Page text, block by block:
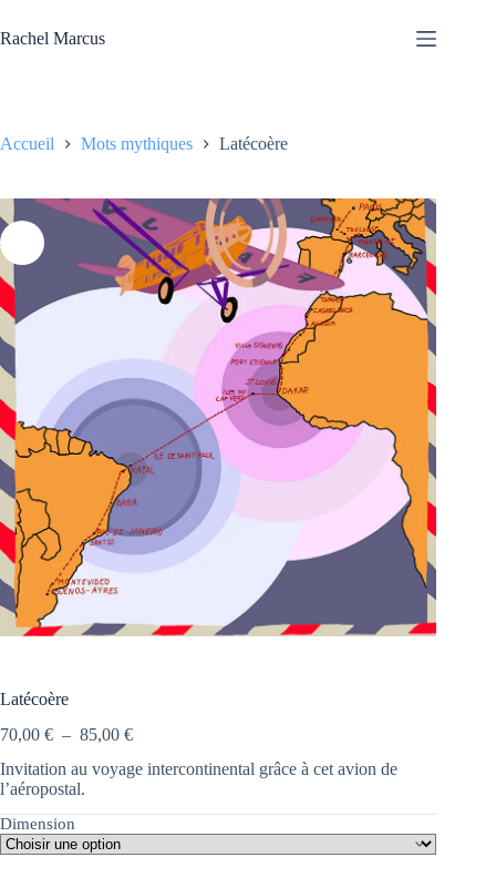
au
contenu
Rachel Marcus
Accueil Mots mythiques Latécoère
Latécoère
70,00 € – 85,00 €Plage
prix :
à
85,00 €
Invitation au voyage intercontinental grâce à cet avion de
l’aéropostal.
Dimension